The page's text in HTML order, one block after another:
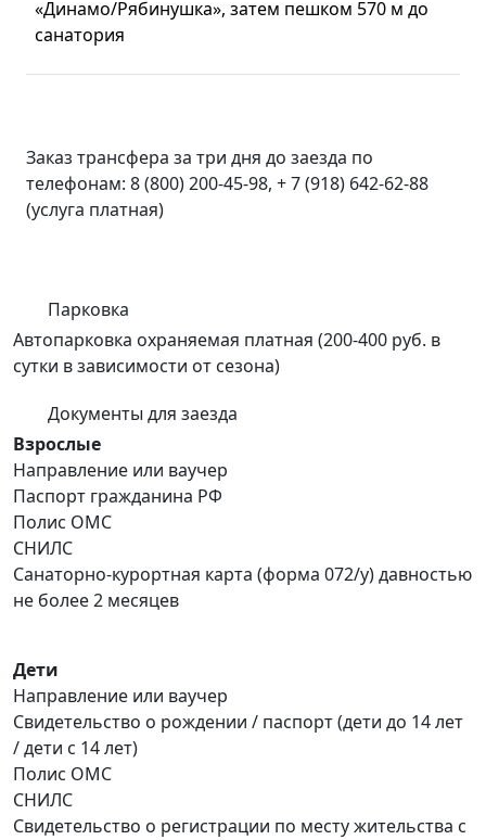
«Динамо/Рябинушка», затем пешком 570 м до
санатория
Заказ трансфера за три дня до заезда по
телефонам: 8 (800) 200-45-98, + 7 (918) 642-62-88
(услуга платная)
Парковка
Автопарковка охраняемая платная (200-400 руб. в
сутки в зависимости от сезона)
Документы для заезда
Взрослые
Направление или ваучер
Паспорт гражданина РФ
Полис ОМС
СНИЛС
Санаторно-курортная карта (форма 072/у) давностью
не более 2 месяцев
Дети
Направление или ваучер
Свидетельство о рождении / паспорт (дети до 14 лет
/ дети с 14 лет)
Полис ОМС
СНИЛС
Свидетельство о регистрации по месту жительства с